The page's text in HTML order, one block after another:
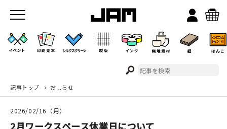
JAMのこと
お店/ワークスペース
記事トップ おしらせ
2026/02/16（月）
2月ワークスペース休業日について